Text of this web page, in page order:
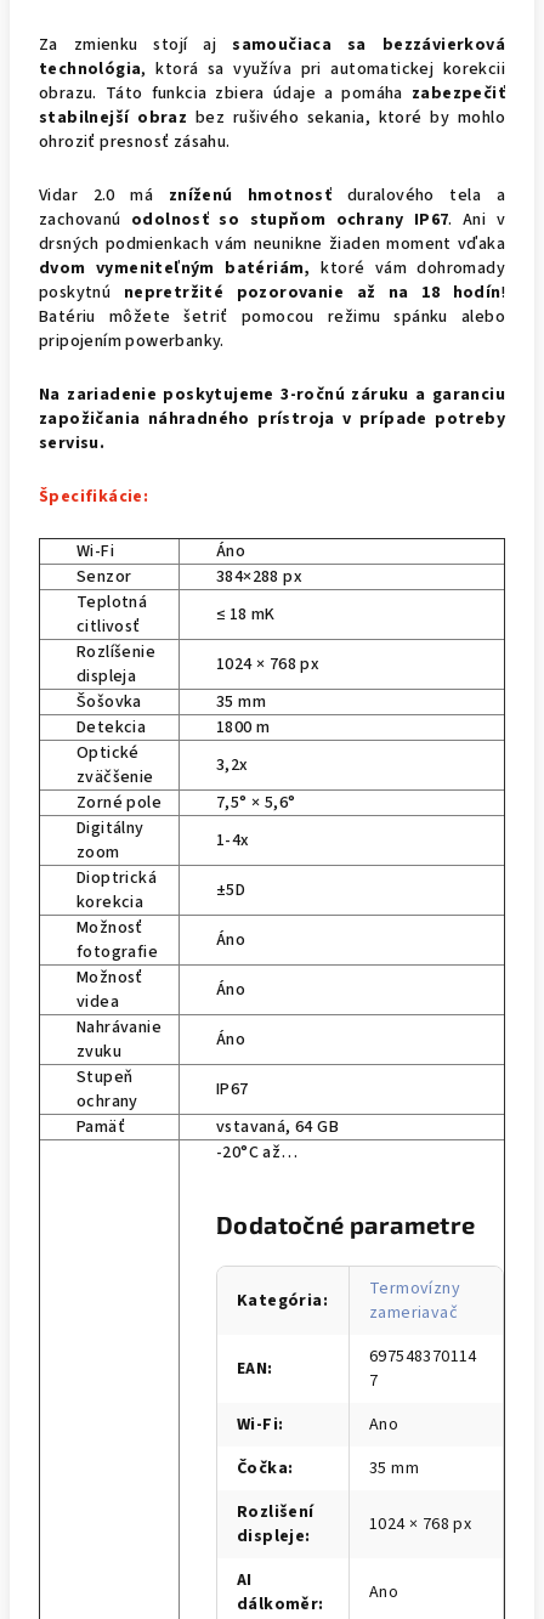
Za zmienku stojí ajsamoučiaca sa bezzávierková
technológia, ktorá sa využíva pri automatickej korekcii
obrazu. Táto funkcia zbiera údaje a pomáha zabezpečiť
stabilnejší obraz bez rušivého sekania, ktoré by mohlo
ohroziť presnosť zásahu.
Vidar 2.0 má zníženú hmotnosť duralového tela a
zachovanú odolnosť so stupňom ochrany IP67. Ani v
drsných podmienkach vám neunikne žiaden moment vďaka
dvom vymeniteľným batériám, ktoré vám dohromady
poskytnú nepretržité pozorovanie až na 18 hodín!
Batériu môžete šetriť pomocou režimu spánku alebo
pripojením powerbanky.
Na zariadenie poskytujeme 3-ročnú záruku a garanciu
zapožičania náhradného prístroja v prípade potreby
servisu.
Špecifikácie:
Wi-Fi
Áno
Senzor
384×288 px
Teplotná
citlivosť
≤ 18 mK
Rozlíšenie
displeja
1024 × 768 px
Šošovka
35 mm
Detekcia
1800 m
Optické
zväčšenie
3,2x
Zorné pole
7,5° × 5,6°
Digitálny
zoom
1-4x
Dioptrická
korekcia
±5D
Možnosť
fotografie
Áno
Možnosť
videa
Áno
Nahrávanie
zvuku
Áno
Stupeň
ochrany
IP67
Pamäť
vstavaná, 64 GB
-20°C až…
Dodatočné parametre
Kategória:
Termovízny
zameriavač
EAN:
697548370114
7
Wi-Fi:
Ano
Čočka:
35 mm
Rozlišení
displeje: 1024 × 768 px
AI
dálkoměr: Ano